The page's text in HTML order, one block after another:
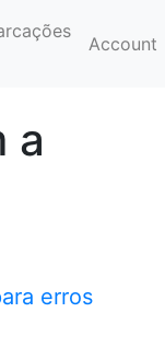
Account
a
erros